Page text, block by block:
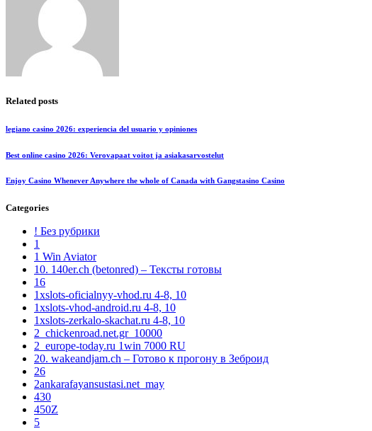
Related posts
legiano casino 2026: experiencia del usuario y opiniones
Best online casino 2026: Verovapaat voitot ja asiakasarvostelut
Enjoy Casino Whenever Anywhere the whole of Canada with Gangstasino Casino
Categories
! Без рубрики
1
1 Win Aviator
10. 140er.ch (betonred) – Тексты готовы
16
1xslots-oficialnyy-vhod.ru 4-8, 10
1xslots-vhod-android.ru 4-8, 10
1xslots-zerkalo-skachat.ru 4-8, 10
2_chickenroad.net.gr_10000
2_europe-today.ru 1win 7000 RU
20. wakeandjam.ch – Готово к прогону в Зеброид
26
2ankarafayansustasi.net_may
430
450Z
5